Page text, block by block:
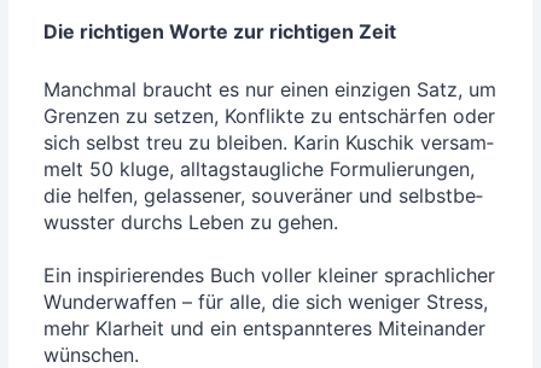
Die rich­ti­gen Wor­te zur rich­ti­gen Zeit
Manch­mal braucht es nur einen ein­zi­gen Satz, um
Gren­zen zu set­zen, Kon­flik­te zu ent­schär­fen oder
sich selbst treu zu blei­ben. Karin Kuschik ver­sam­
melt 50 klu­ge, all­tags­taug­li­che For­mu­lie­run­gen,
die hel­fen, gelas­se­ner, sou­ve­rä­ner und selbst­be­
wuss­ter durchs Leben zu gehen.
Ein inspi­rie­ren­des Buch vol­ler klei­ner sprach­li­cher
Wun­der­waf­fen – für alle, die sich weni­ger Stress,
mehr Klar­heit und ein ent­spann­te­res Mit­ein­an­der
wünschen.